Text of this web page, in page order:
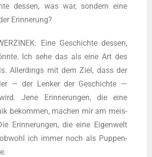
des­sen, was war, son­dern eine
Erinnerung?
Eine Geschich­te des­sen,
Ich sehe das als eine Art des
Aller­dings mit dem Ziel, dass der
— der Len­ker der Geschich­te —
Jene Erin­ne­run­gen, die eine
bekom­men, machen mir am meis­
Erin­ne­run­gen, die eine Eigen­welt
ich immer noch als Pup­pen­